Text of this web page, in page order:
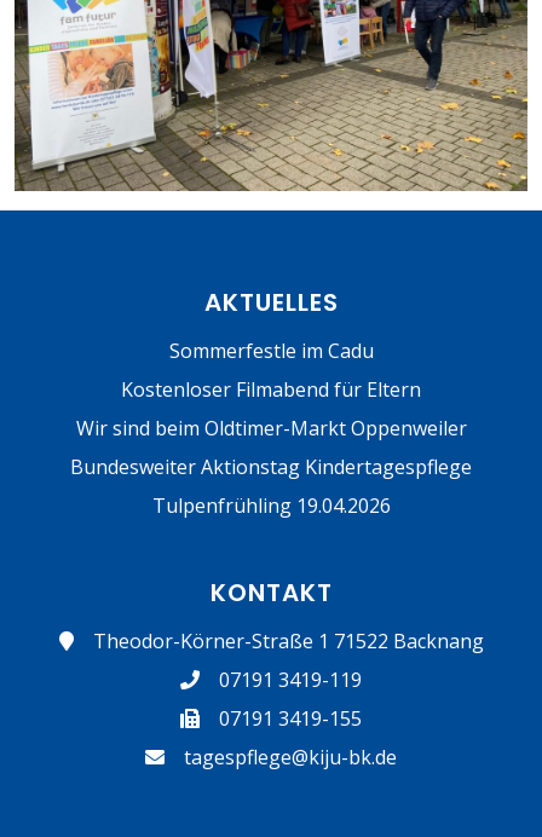
AKTUELLES
Sommerfestle im Cadu
Kostenloser Filmabend für Eltern
Wir sind beim Oldtimer-Markt Oppenweiler
Bundesweiter Aktionstag Kindertagespflege
Tulpenfrühling 19.04.2026
KONTAKT
Theodor-Körner-Straße 1 71522 Backnang
07191 3419-119
07191 3419-155
tagespflege@kiju-bk.de